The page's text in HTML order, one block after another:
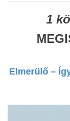
1
Elmerülő –